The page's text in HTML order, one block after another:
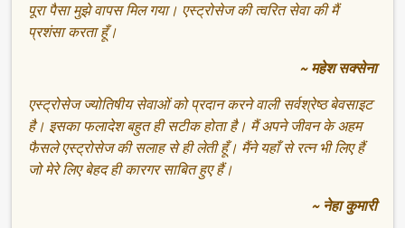
पूरा पैसा मुझे वापस मिल गया। एस्ट्रोसेज की त्वरित सेवा की मैं
प्रशंसा करता हूँ।
~ महेश सक्सेना
एस्ट्रोसेज ज्योतिषीय सेवाओं को प्रदान करने वाली सर्वश्रेष्ठ बेवसाइट
है। इसका फलादेश बहुत ही सटीक होता है। मैं अपने जीवन के अहम
फैसले एस्ट्रोसेज की सलाह से ही लेती हूँ। मैंने यहाँ से रत्न भी लिए हैं
जो मेरे लिए बेहद ही कारगर साबित हुए हैं।
~ नेहा कुमारी